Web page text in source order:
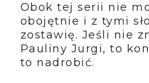
Obok tej serii nie
obojętnie i z tymi
zostawię. Jeśli nie
Pauliny Jurgi, to
to nadrobić.